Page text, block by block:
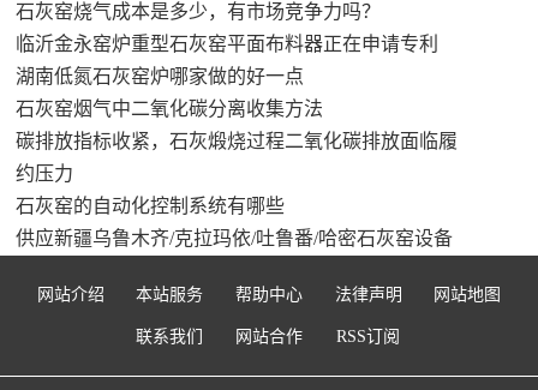
石灰窑烧气成本是多少，有市场竞争力吗？
临沂金永窑炉重型石灰窑平面布料器正在申请专利
湖南低氮石灰窑炉哪家做的好一点
石灰窑烟气中二氧化碳分离收集方法
碳排放指标收紧，石灰煅烧过程二氧化碳排放面临履
约压力
石灰窑的自动化控制系统有哪些
供应新疆乌鲁木齐/克拉玛依/吐鲁番/哈密石灰窑设备
网站介绍 本站服务 帮助中心 法律声明 网站地图
联系我们 网站合作 RSS订阅